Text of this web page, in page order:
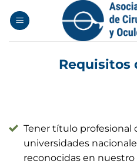
Requisitos
Tener título profesional
universidades
reconocidas en nuestro